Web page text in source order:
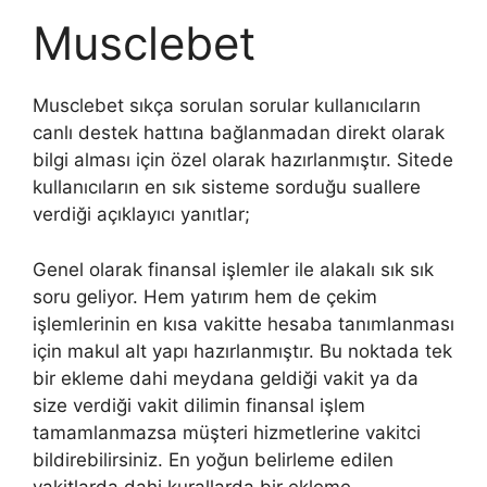
Musclebet
Musclebet sıkça sorulan sorular kullanıcıların
canlı destek hattına bağlanmadan direkt olarak
bilgi alması için özel olarak hazırlanmıştır. Sitede
kullanıcıların en sık sisteme sorduğu suallere
verdiği açıklayıcı yanıtlar;
Genel olarak finansal işlemler ile alakalı sık sık
soru geliyor. Hem yatırım hem de çekim
işlemlerinin en kısa vakitte hesaba tanımlanması
için makul alt yapı hazırlanmıştır. Bu noktada tek
bir ekleme dahi meydana geldiği vakit ya da
size verdiği vakit dilimin finansal işlem
tamamlanmazsa müşteri hizmetlerine vakitci
bildirebilirsiniz. En yoğun belirleme edilen